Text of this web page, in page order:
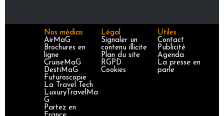
Nos médias
AirMaG
Brochures en
ligne
CruiseMaG
DestiMaG
Futuroscopie
La Travel Tech
LuxuryTravelMa
G
Partez en
Légal
Signaler un
contenu illicite
Plan du site
RGPD
Cookies
Utiles
Contact
Publicité
Agenda
La presse en
parle